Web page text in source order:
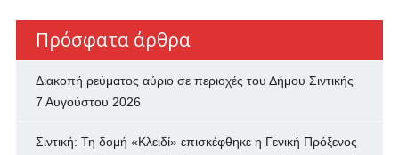
Πρόσφατα άρθρα
Διακοπή ρεύματος αύριο σε περιοχές του Δήμου Σιντικής
7 Αυγούστου 2026
Σιντική: Τη δομή «Κλειδί» επισκέφθηκε η Γενική Πρόξενος